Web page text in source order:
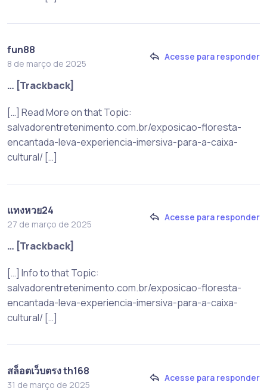
fun88
8 de março de 2025
Acesse para responder
… [Trackback]
[…] Read More on that Topic:
salvadorentretenimento.com.br/exposicao-floresta-
encantada-leva-experiencia-imersiva-para-a-caixa-
cultural/ […]
แทงหวย24
27 de março de 2025
Acesse para responder
… [Trackback]
[…] Info to that Topic:
salvadorentretenimento.com.br/exposicao-floresta-
encantada-leva-experiencia-imersiva-para-a-caixa-
cultural/ […]
สล็อตเว็บตรง th168
31 de março de 2025
Acesse para responder